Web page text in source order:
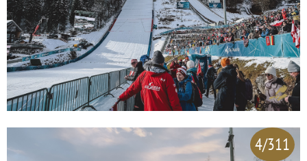
4/311